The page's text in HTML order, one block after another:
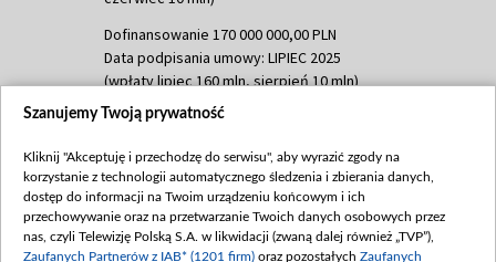
Dofinansowanie 170 000 000,00 PLN
Data podpisania umowy: LIPIEC 2025
(wpłaty lipiec 160 mln, sierpień 10 mln)
Dofinansowanie 60 000 000,00 PLN
(wpłata wrzesień 60 mln)
Dofinansowanie 635 783 051,21 PLN
Data podpisania umowy: WRZESIEŃ 2025
(wpłata wrzesień 100 mln, październik 350
Szanujemy Twoją prywatność
Kliknij "Akceptuję i przechodzę do serwisu", aby wyrazić zgody na
korzystanie z technologii automatycznego śledzenia i zbierania danych,
dostęp do informacji na Twoim urządzeniu końcowym i ich
przechowywanie oraz na przetwarzanie Twoich danych osobowych przez
nas, czyli Telewizję Polską S.A. w likwidacji (zwaną dalej również „TVP”),
Zaufanych Partnerów z IAB* (1201 firm) oraz pozostałych Zaufanych